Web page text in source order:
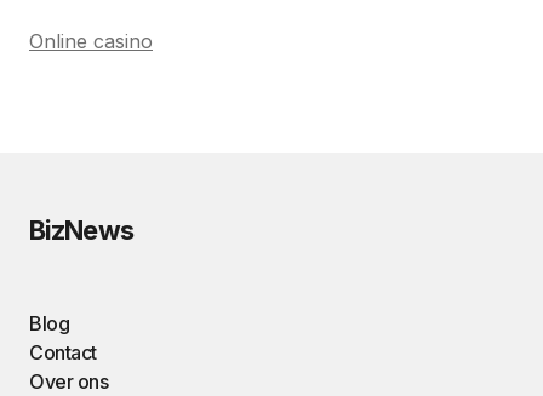
Online casino
BizNews
Blog
Contact
Over ons